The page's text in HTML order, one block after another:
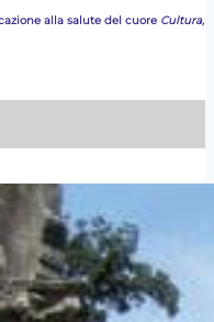
alla salute del cuore Cultura,